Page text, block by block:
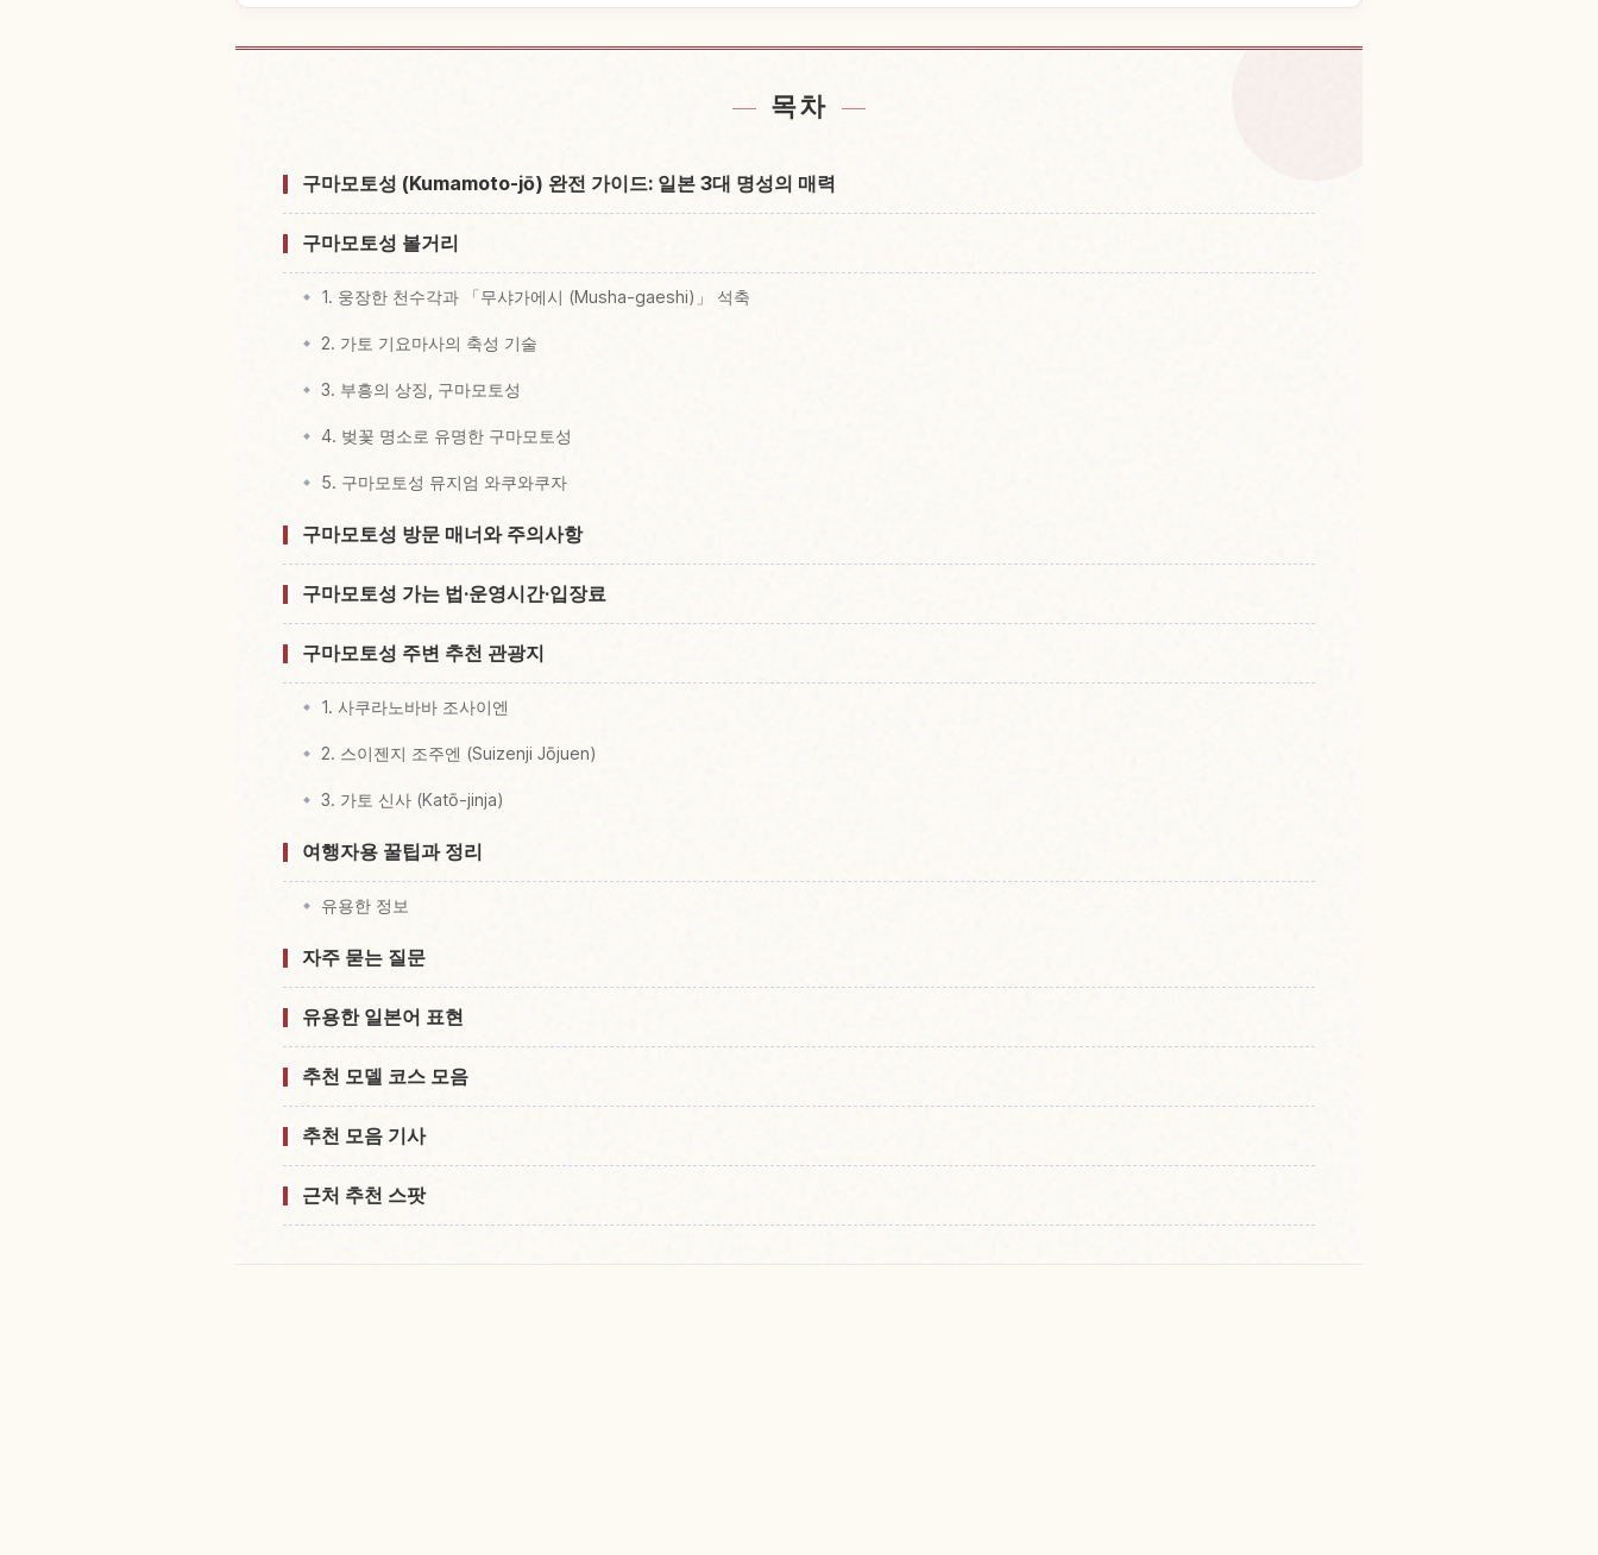
목차
구마모토성 (Kumamoto-jō) 완전 가이드: 일본 3대 명성의 매력
구마모토성 볼거리
1. 웅장한 천수각과 「무샤가에시 (Musha-gaeshi)」 석축
2. 가토 기요마사의 축성 기술
3. 부흥의 상징, 구마모토성
4. 벚꽃 명소로 유명한 구마모토성
5. 구마모토성 뮤지엄 와쿠와쿠자
구마모토성 방문 매너와 주의사항
구마모토성 가는 법·운영시간·입장료
구마모토성 주변 추천 관광지
1. 사쿠라노바바 조사이엔
2. 스이젠지 조주엔 (Suizenji Jōjuen)
3. 가토 신사 (Katō-jinja)
여행자용 꿀팁과 정리
유용한 정보
자주 묻는 질문
유용한 일본어 표현
추천 모델 코스 모음
추천 모음 기사
근처 추천 스팟